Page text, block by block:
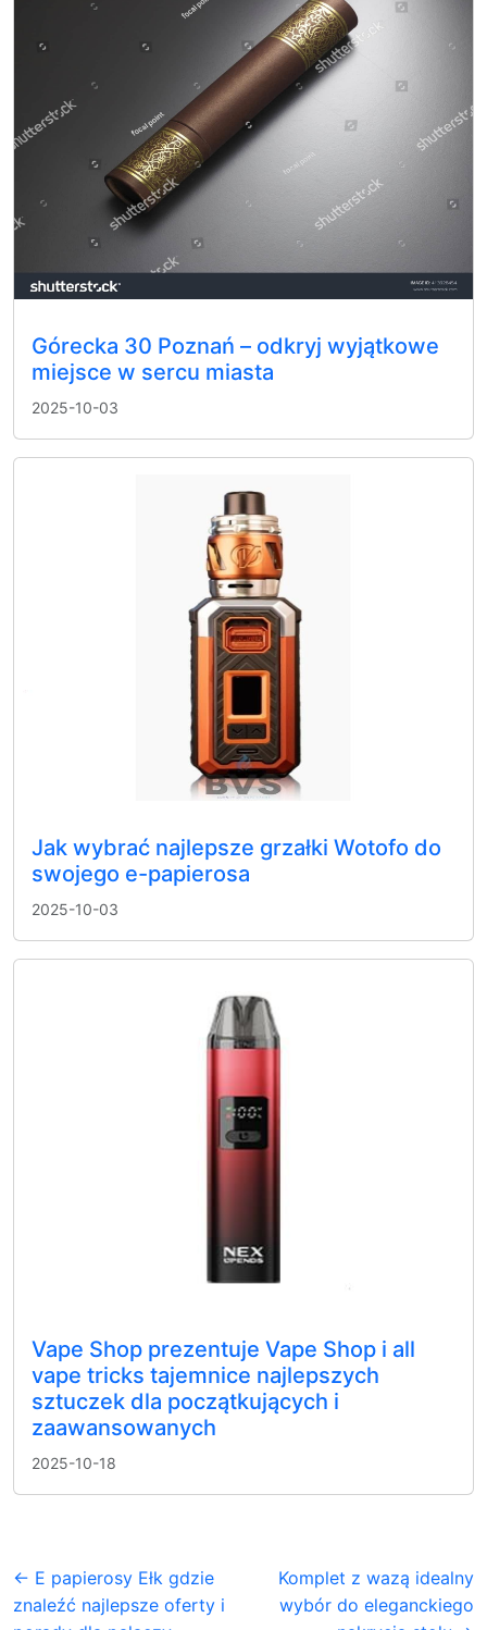
Górecka 30 Poznań – odkryj wyjątkowe
miejsce w sercu miasta
2025-10-03
Jak wybrać najlepsze grzałki Wotofo do
swojego e-papierosa
2025-10-03
Vape Shop prezentuje Vape Shop i all
vape tricks tajemnice najlepszych
sztuczek dla początkujących i
zaawansowanych
2025-10-18
← E papierosy Ełk gdzie
znaleźć najlepsze oferty i
Komplet z wazą idealny
wybór do eleganckiego